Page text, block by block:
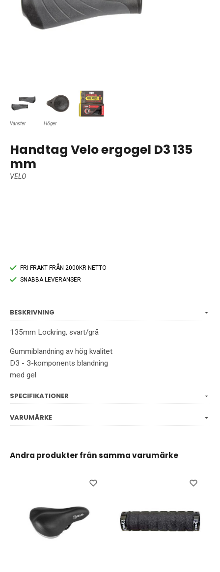
Vänster Höger
Handtag Velo ergogel D3 135
mm
VELO
FRI FRAKT FRÅN 2000KR NETTO
SNABBA LEVERANSER
BESKRIVNING
135mm Lockring, svart/grå
Gummiblandning av hög kvalitet
D3 - 3-komponents blandning
med gel
SPECIFIKATIONER
VARUMÄRKE
Andra produkter från samma varumärke